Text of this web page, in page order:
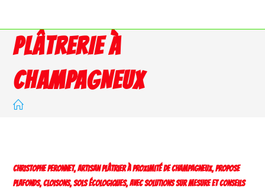
PLÂTRERIE À
CHAMPAGNEUX
Christophe Peronnet, artisan plâtrier à proximité de Champagneux, propose
plafonds, cloisons, sols écologiques, avec solutions sur mesure et conseils